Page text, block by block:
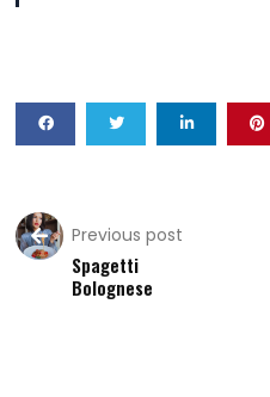
Previous post
Spagetti
Bolognese